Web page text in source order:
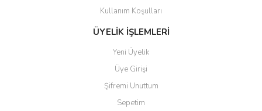
Kullanım Koşulları
ÜYELİK İŞLEMLERİ
Yeni Üyelik
Üye Girişi
Şifremi Unuttum
Sepetim